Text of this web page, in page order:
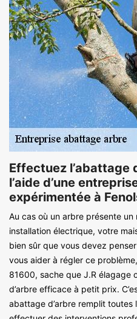
Effectuez l’abattage
l’aide d’une
expérimentée à
Au cas où un arbre présente
installation électrique, votre
bien sûr que vous devez
vous aider à régler ce
81600, sache que J.R élagage
d’arbre efficace à petit prix.
abattage d’arbre remplit